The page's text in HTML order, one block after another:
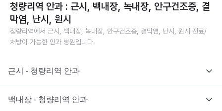
청량리역 안과 : 근시, 백내장, 녹내장, 안구건조증, 결
막염, 난시, 원시
청량리역에서 근시, 백내장, 녹내장, 안구건조증, 결막염, 난시, 원시 진료/
처방이 가능한 안과 병원입니다.
근시 - 청량리역 안과
백내장 - 청량리역 안과